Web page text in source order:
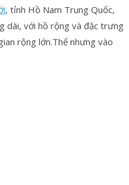
, tỉnh Hồ Nam Trung Quốc,
dài, với hồ rộng và đặc trưng
rộng lớn.Thế nhưng vào